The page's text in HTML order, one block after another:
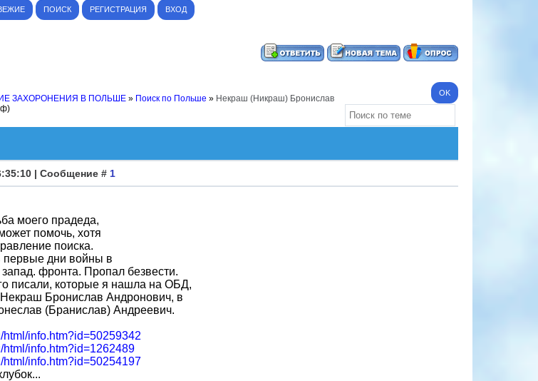
ПОИСК РЕГИСТРАЦИЯ ВХОД
ЗАХОРОНЕНИЯ В ПОЛЬШЕ » Поиск по Польше » Некраш (Никраш) Бронислав
| Сообщение # 1
моего прадеда,
помочь, хотя
поиска.
первые дни войны в
фронта. Пропал безвести.
писали, которые я нашла на ОБД,
Некраш Бронислав Андронович, в
(Бранислав) Андреевич.
info.htm?id=50259342
html/info.htm?id=1262489
html/info.htm?id=50254197